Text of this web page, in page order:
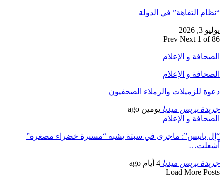
“نظام التفاهة” في الدولة
يوليو 3, 2026
Prev Next 1 of 86
الصحافة و الإعلام
الصحافة و الإعلام
دعوة للزميلات والزملاء الصحفيون
جريدة بريس ميديا يومين ago
الصحافة و الإعلام
“إل باييس”: ماجرى في سبتة يشبه “مسيرة خضراء مصغرة”
أشعلت…
جريدة بريس ميديا 4 أيام ago
Load More Posts